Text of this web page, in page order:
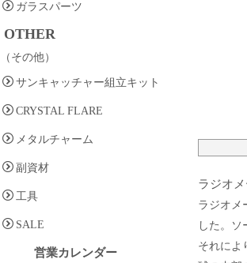
ラジオ
ラジオメ
した。ソ
それによ
ガラスパーツ
OTHER
（その他）
サンキャッチャー組立キット
CRYSTAL FLARE
メタルチャーム
副資材
工具
SALE
営業カレンダー